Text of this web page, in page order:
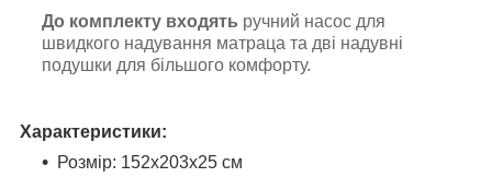
До комплекту входять ручний насос для
швидкого надування матраца та дві надувні
подушки для більшого комфорту.
Характеристики:
Розмір: 152х203х25 см